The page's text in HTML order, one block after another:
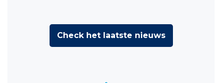
Check het laatste nieuws